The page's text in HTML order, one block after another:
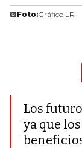
Foto:Gráfico LR
Los
ya que